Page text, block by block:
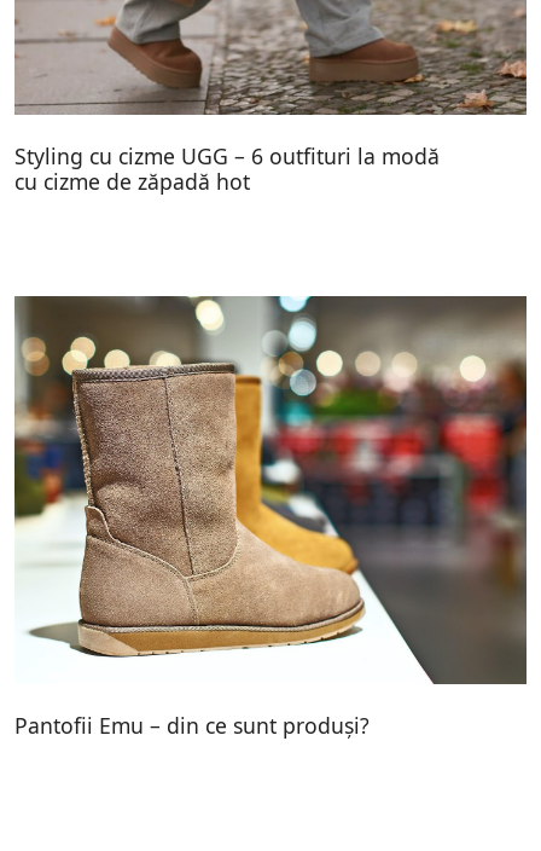
Styling cu cizme UGG – 6 outfituri la modă
cu cizme de zăpadă hot
Pantofii Emu – din ce sunt produși?